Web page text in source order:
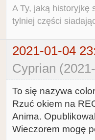
A Ty, jaką historyjkę
tylniej części
2021-01-04
Cyprian
To się nazywa
Rzuć okiem na
Anima.
Wieczorem mogę